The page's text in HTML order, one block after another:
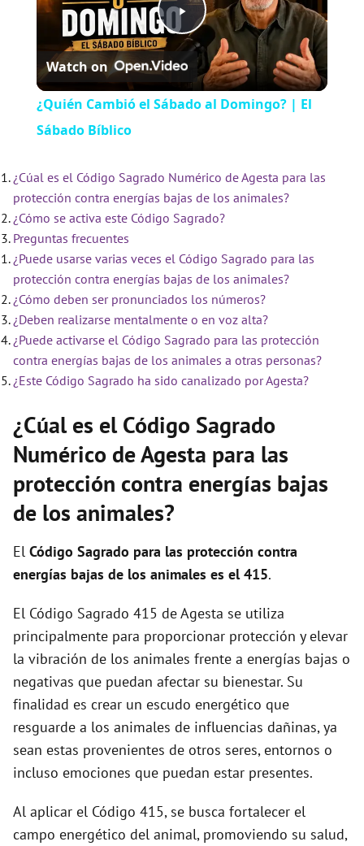
Play
Video
Watch on
¿Quién Cambió el Sábado al Domingo? | El
Sábado Bíblico
¿Cúal es el Código Sagrado Numérico de Agesta para las
protección contra energías bajas de los animales?
¿Cómo se activa este Código Sagrado?
Preguntas frecuentes
¿Puede usarse varias veces el Código Sagrado para las
protección contra energías bajas de los animales?
¿Cómo deben ser pronunciados los números?
¿Deben realizarse mentalmente o en voz alta?
¿Puede activarse el Código Sagrado para las protección
contra energías bajas de los animales a otras personas?
¿Este Código Sagrado ha sido canalizado por Agesta?
¿Cúal es el Código Sagrado
Numérico de Agesta para las
protección contra energías bajas
de los animales?
El Código Sagrado para las protección contra
energías bajas de los animales es el 415.
El Código Sagrado 415 de Agesta se utiliza
principalmente para proporcionar protección y elevar
la vibración de los animales frente a energías bajas o
negativas que puedan afectar su bienestar. Su
finalidad es crear un escudo energético que
resguarde a los animales de influencias dañinas, ya
sean estas provenientes de otros seres, entornos o
incluso emociones que puedan estar presentes.
Al aplicar el Código 415, se busca fortalecer el
campo energético del animal, promoviendo su salud,